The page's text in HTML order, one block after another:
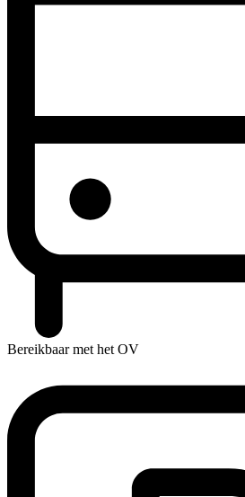
Bereikbaar met het OV